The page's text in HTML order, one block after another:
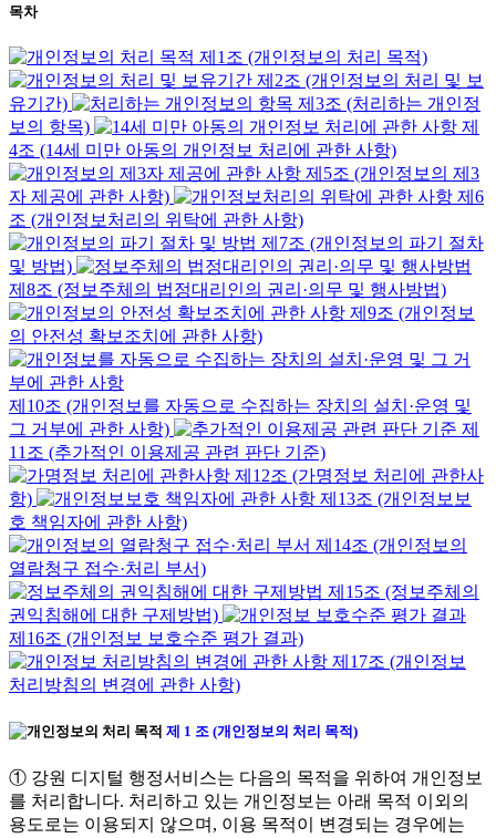
목차
제1조 (개인정보의 처리 목적)
제2조 (개인정보의 처리 및 보
유기간)
제3조 (처리하는 개인정
보의 항목)
제
4조 (14세 미만 아동의 개인정보 처리에 관한 사항)
제5조 (개인정보의 제3
자 제공에 관한 사항)
제6
조 (개인정보처리의 위탁에 관한 사항)
제7조 (개인정보의 파기 절차
및 방법)
제8조 (정보주체의 법정대리인의 권리·의무 및 행사방법)
제9조 (개인정보
의 안전성 확보조치에 관한 사항)
제10조 (개인정보를 자동으로 수집하는 장치의 설치·운영 및
그 거부에 관한 사항)
제
11조 (추가적인 이용제공 관련 판단 기준)
제12조 (가명정보 처리에 관한사
항)
제13조 (개인정보보
호 책임자에 관한 사항)
제14조 (개인정보의
열람청구 접수·처리 부서)
제15조 (정보주체의
권익침해에 대한 구제방법)
제16조 (개인정보 보호수준 평가 결과)
제17조 (개인정보
처리방침의 변경에 관한 사항)
제 1 조 (개인정보의 처리 목적)
① 강원 디지털 행정서비스는 다음의 목적을 위하여 개인정보
를 처리합니다. 처리하고 있는 개인정보는 아래 목적 이외의
용도로는 이용되지 않으며, 이용 목적이 변경되는 경우에는